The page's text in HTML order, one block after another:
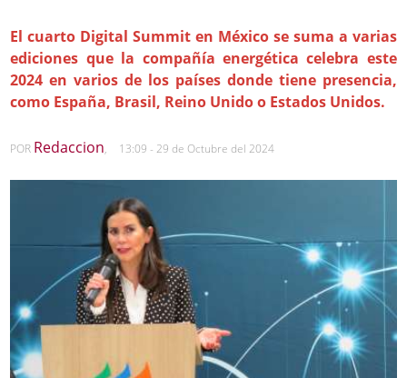
El cuarto Digital Summit en México se suma a varias
ediciones que la compañía energética celebra este
2024 en varios de los países donde tiene presencia,
como España, Brasil, Reino Unido o Estados Unidos.
POR Redaccion, 13:09 - 29 de Octubre del 2024